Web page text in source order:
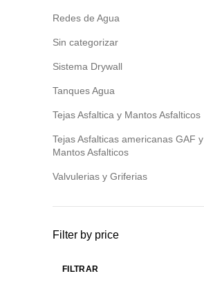
Redes de Agua
Sin categorizar
Sistema Drywall
Tanques Agua
Tejas Asfaltica y Mantos Asfalticos
Tejas Asfalticas americanas GAF y
Mantos Asfalticos
Valvulerias y Griferias
Filter by price
FILTRAR